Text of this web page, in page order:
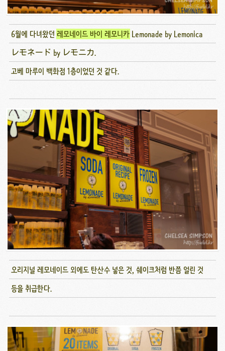
6월에 다녀왔던레모네이드 바이 레모니카 Lemonade by Lemonica
レモネード by レモニカ.
고베 마루이 백화점 1층이었던 것 같다.
오리지널 레모네이드 외에도 탄산수 넣은 것, 쉐이크처럼 반쯤 얼린 것
등을 취급한다.